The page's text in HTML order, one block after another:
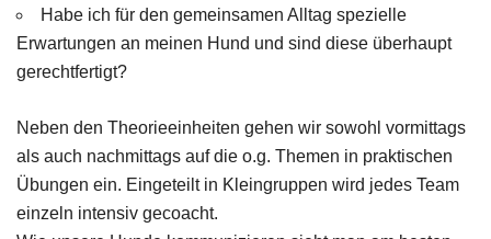
Habe ich für den gemeinsamen Alltag spezielle
Erwartungen an meinen Hund und sind diese überhaupt
gerechtfertigt?
Neben den Theorieeinheiten gehen wir sowohl vormittags
als auch nachmittags auf die o.g. Themen in praktischen
Übungen ein. Eingeteilt in Kleingruppen wird jedes Team
einzeln intensiv gecoacht.